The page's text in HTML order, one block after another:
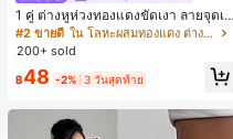
1 คู่ ต่างหูห่วงทองแดงขัดเงา ลายจุดเร
ขาคณิตสไตล์มินิมอล เหมาะสำหรับสว
มใส่ประจำวันแบบสบายๆ สำหรับผู้หญิง
#2 ขายดี
ใน โลหะผสมทองแดง ต่างหูผู้หญิง
200+ sold
฿48 -2% 3 วันสุดท้าย